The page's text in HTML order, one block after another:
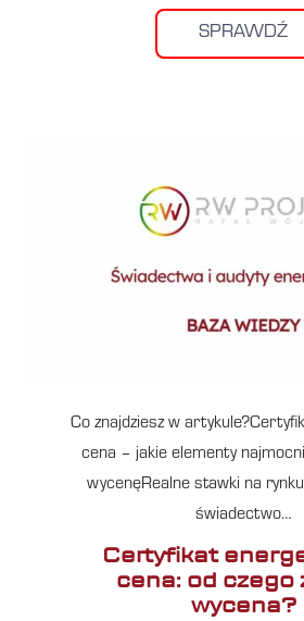
SPRAWDŹ
Co znajdziesz w
cena – jakie elementy
wycenęRealne stawki na
świadectwo…
Certyfikat
cena: od czego
wycena?